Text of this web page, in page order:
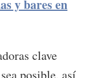
y bares en
clave